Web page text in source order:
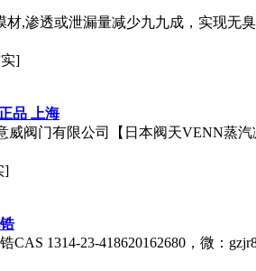
,渗透或泄漏量减少九九成，实现无
]
品 上海
威阀门有限公司【日本阀天VENN蒸
]
CAS 1314-23-418620162680，微：